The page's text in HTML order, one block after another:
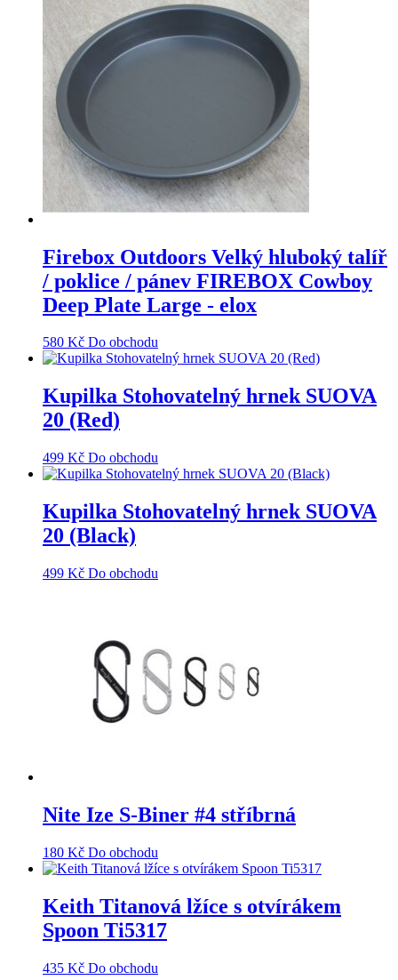
Firebox Outdoors Velký hluboký talíř
/ poklice / pánev FIREBOX Cowboy
Deep Plate Large - elox
580 Kč Do obchodu
Kupilka Stohovatelný hrnek SUOVA
20 (Red)
499 Kč Do obchodu
Kupilka Stohovatelný hrnek SUOVA
20 (Black)
499 Kč Do obchodu
Nite Ize S-Biner #4 stříbrná
180 Kč Do obchodu
Keith Titanová lžíce s otvírákem
Spoon Ti5317
435 Kč Do obchodu